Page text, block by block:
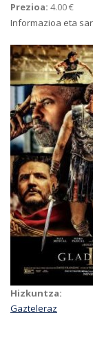
Prezioa: 4.00 €
Informazioa eta
Hizkuntza:
Gazteleraz